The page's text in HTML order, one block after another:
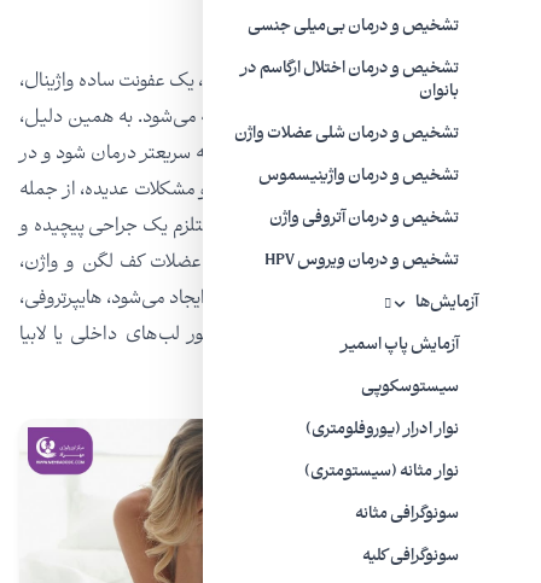
تشخیص و درمان بی‌میلی جنسی
تشخیص و درمان اختلال ارگاسم در
بانوان
تشخیص و درمان شلی عضلات واژن
تشخیص و درمان واژینیسموس
تشخیص و درمان آتروفی واژن
تشخیص و درمان ویروس HPV
آزمایش‌ها
آزمایش پاپ اسمیر
سیستوسکوپی
نوار ادرار (یوروفلومتری)
نوار مثانه (سیستومتری)
سونوگرافی مثانه
سونوگرافی کلیه
به طور مثال، در صورت شل بودن دهانه واژن، یک عفونت ساده واژینال،
به سرعت باعث عفونت‌های مکرر ادراری مثانه می‌شود. به همین دلیل،
ناهنجاری‌های ساده دستگاه تناسلی باید هرچه سریعتر درمان شود و در
غیر اینصورت باعث عفونت‌های مکرر ادراری و مشکلات عدیده، از جمله
پرولاپس در موارد پیشرفته گردیده که خود مستلزم یک جراحی پیچیده و
دشوار است. علاوه بر افتادگی و شل شدن عضلات کف لگن و واژن،
تغییر دیگری که در اثر افزایش سن در بانوان ایجاد می‌شود، هایپرتروفی،
بزرگی و تیرگی لابی‌های خارجی و همین طور لب‌های داخلی یا لابیا